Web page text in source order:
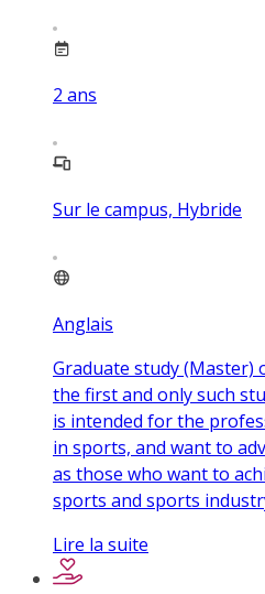
2 ans
Sur le campus, Hybride
Anglais
Graduate study (Master)
the first and only such
is intended for the
in sports, and want to
as those who want to
sports and sports
Lire la suite